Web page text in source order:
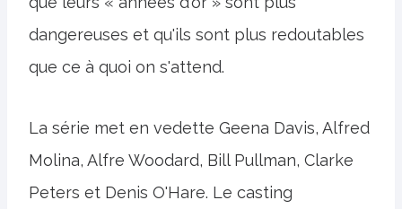
dangereuses et qu'ils sont plus redoutables
que ce à quoi on s'attend.
La série met en vedette Geena Davis, Alfred
Molina, Alfre Woodard, Bill Pullman, Clarke
Peters et Denis O'Hare. Le casting